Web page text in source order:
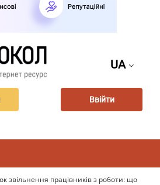
UA
Ввійти
звільнення працівників з роботи: що